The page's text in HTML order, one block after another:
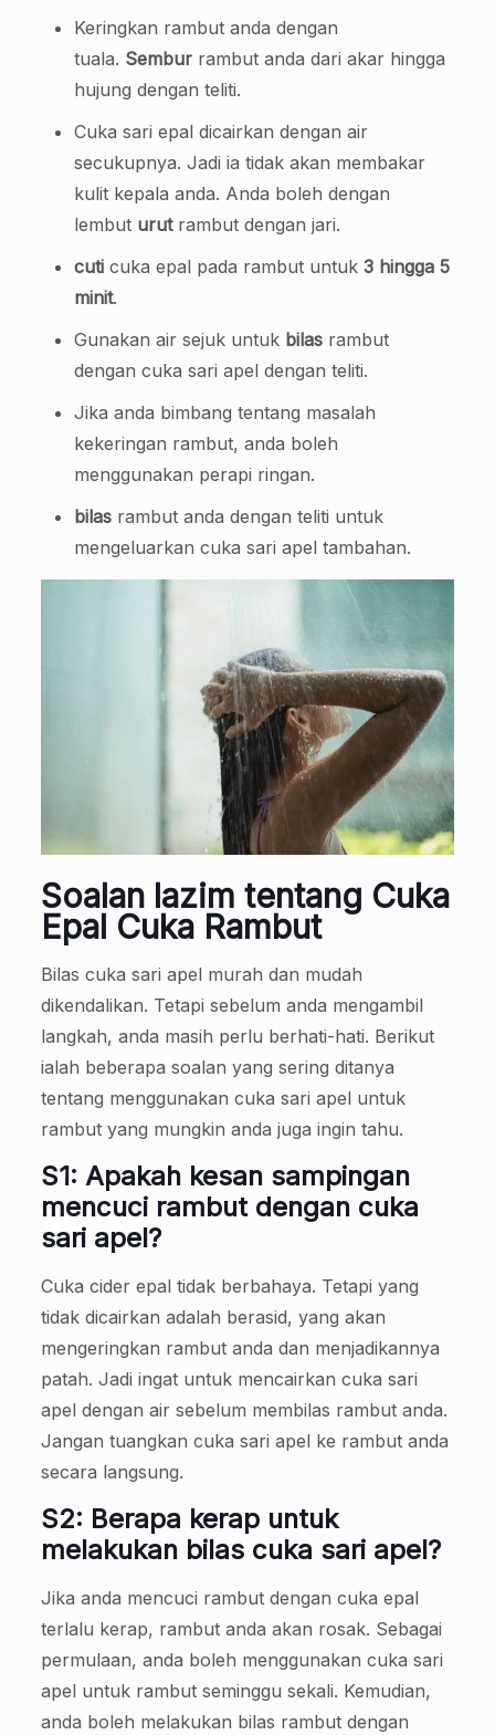
Keringkan rambut anda dengan
tuala. Semburrambut anda dari akar hingga
hujung dengan teliti.
Cuka sari epal dicairkan dengan air
secukupnya. Jadi ia tidak akan membakar
kulit kepala anda. Anda boleh dengan
lembut urutrambut dengan jari.
cuticuka epal pada rambut untuk 3 hingga 5
minit.
Gunakan air sejuk untuk bilasrambut
dengan cuka sari apel dengan teliti.
Jika anda bimbang tentang masalah
kekeringan rambut, anda boleh
menggunakan perapi ringan.
bilasrambut anda dengan teliti untuk
mengeluarkan cuka sari apel tambahan.
Soalan lazim tentang Cuka
Epal Cuka Rambut
Bilas cuka sari apel murah dan mudah
dikendalikan. Tetapi sebelum anda mengambil
langkah, anda masih perlu berhati-hati. Berikut
ialah beberapa soalan yang sering ditanya
tentang menggunakan cuka sari apel untuk
rambut yang mungkin anda juga ingin tahu.
S1: Apakah kesan sampingan
mencuci rambut dengan cuka
sari apel?
Cuka cider epal tidak berbahaya. Tetapi yang
tidak dicairkan adalah berasid, yang akan
mengeringkan rambut anda dan menjadikannya
patah. Jadi ingat untuk mencairkan cuka sari
apel dengan air sebelum membilas rambut anda.
Jangan tuangkan cuka sari apel ke rambut anda
secara langsung.
S2: Berapa kerap untuk
melakukan bilas cuka sari apel?
Jika anda mencuci rambut dengan cuka epal
terlalu kerap, rambut anda akan rosak. Sebagai
permulaan, anda boleh menggunakan cuka sari
apel untuk rambut seminggu sekali. Kemudian,
anda boleh melakukan bilas rambut dengan